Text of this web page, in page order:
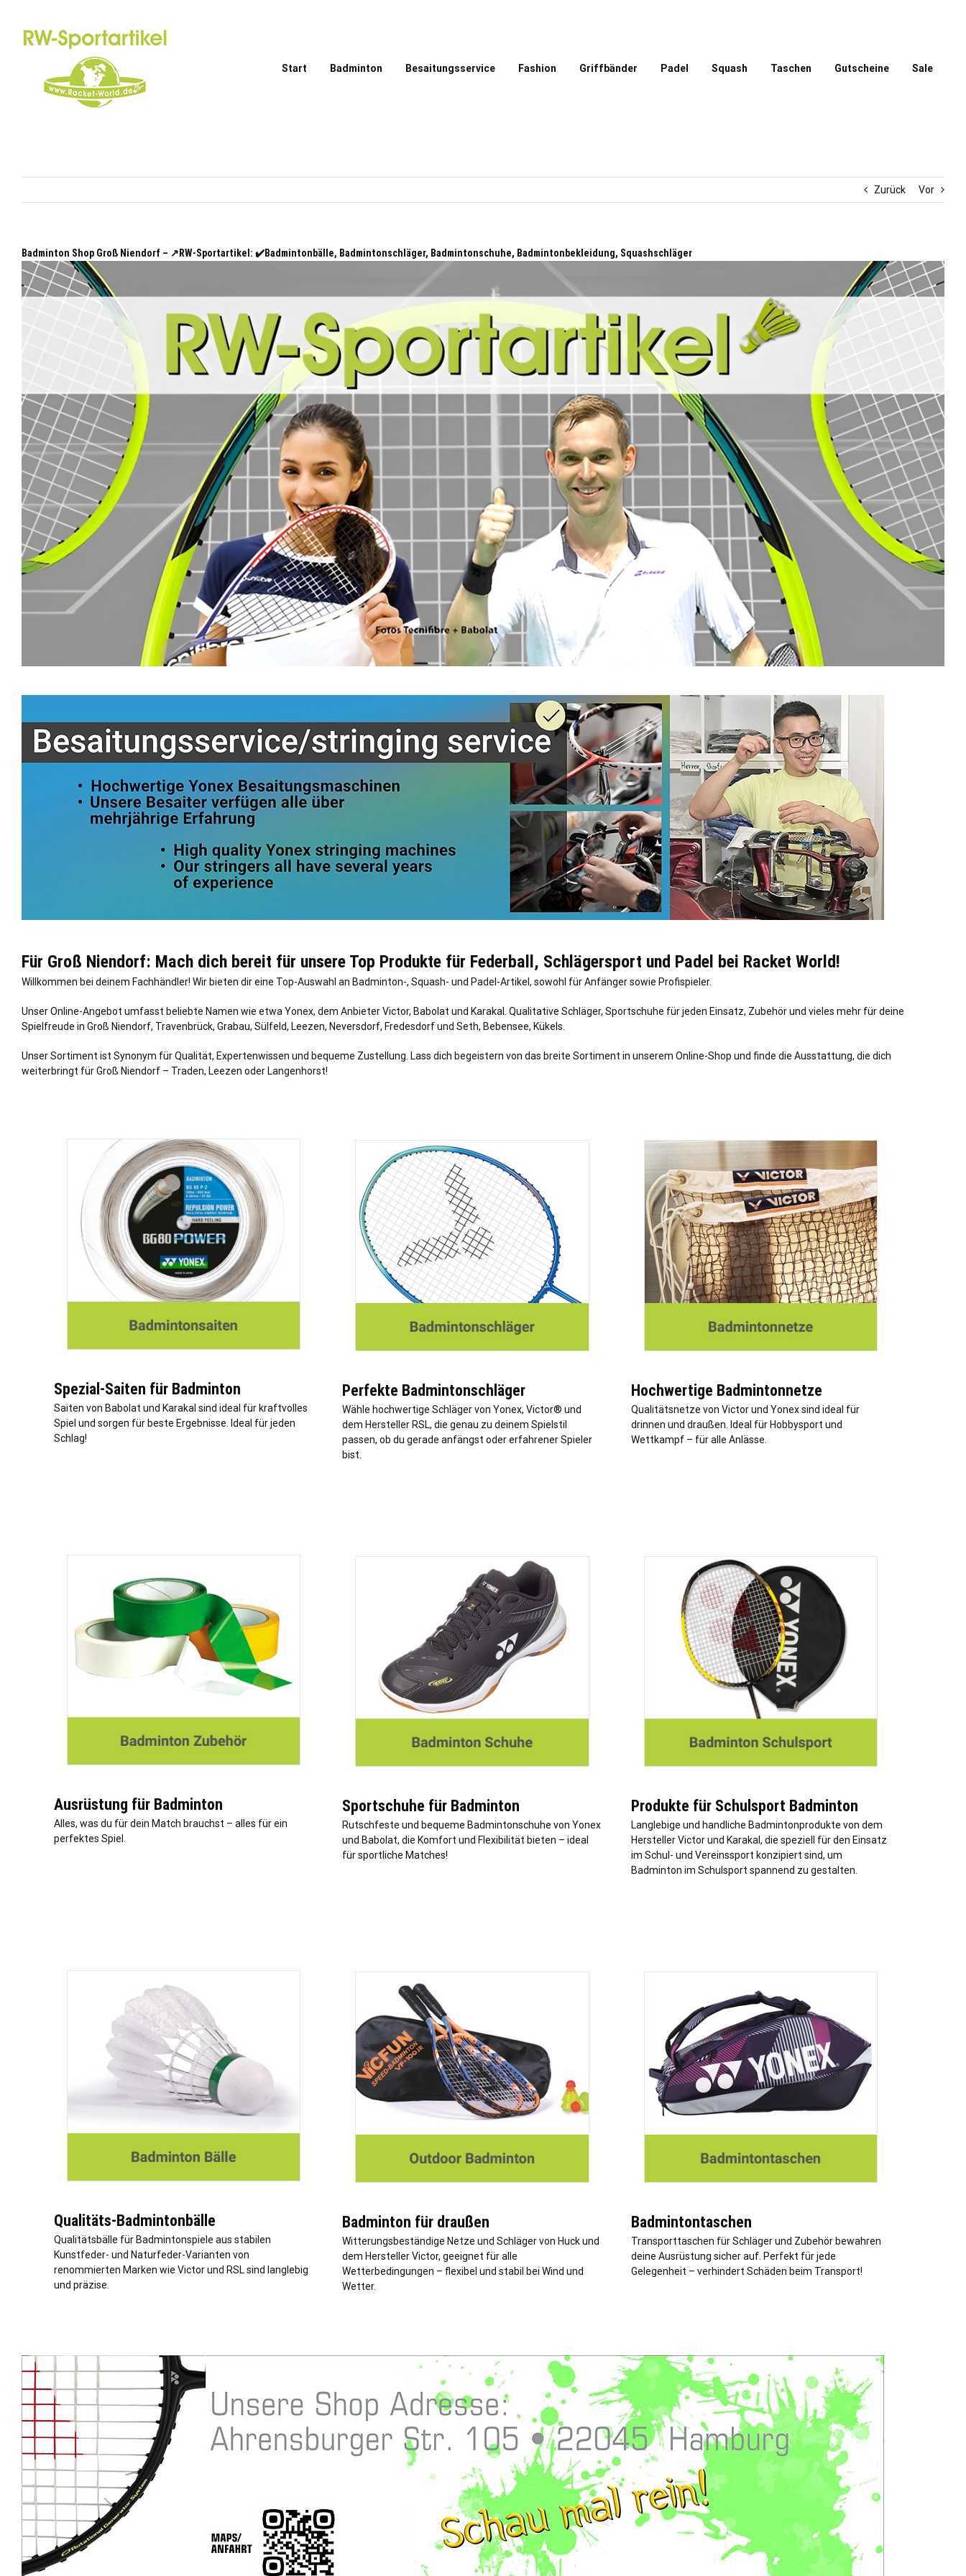
springen
Start Badminton Besaitungsservice Fashion Griffbänder Padel Squash Taschen Gutscheine Sale
Zurück Vor
Badminton Shop Groß Niendorf – ↗️RW-Sportartikel: ✔️Badmintonbälle, Badmintonschläger, Badmintonschuhe, Badmintonbekleidung, Squashschläger
Für Groß Niendorf: Mach dich bereit für unsere Top Produkte für Federball, Schlägersport und Padel bei Racket World!
Willkommen bei deinem Fachhändler! Wir bieten dir eine Top-Auswahl an Badminton-, Squash- und Padel-Artikel, sowohl für Anfänger sowie Profispieler.
Unser Online-Angebot umfasst beliebte Namen wie etwa Yonex, dem Anbieter Victor, Babolat und Karakal. Qualitative Schläger, Sportschuhe für jeden Einsatz, Zubehör und vieles mehr für deine
Spielfreude in Groß Niendorf, Travenbrück, Grabau, Sülfeld, Leezen, Neversdorf, Fredesdorfund Seth, Bebensee, Kükels
Unser Sortiment ist Synonym für Qualität, Expertenwissen und bequeme Zustellung. Lass dich begeistern von das breite Sortiment in unserem Online-Shop und finde die Ausstattung, die dich
weiterbringt für Groß Niendorf – Traden, Leezen oder Langenhorst!
Spezial-Saiten für Badminton
Saiten von Babolat und Karakal sind ideal für kraftvolles
Spiel und sorgen für beste Ergebnisse. Ideal für jeden
Schlag!
Perfekte Badmintonschläger
Wähle hochwertige Schläger von Yonex, Victor® und
dem Hersteller RSL, die genau zu deinem Spielstil
passen, ob du gerade anfängst oder erfahrener Spieler
bist.
Hochwertige Badmintonnetze
Qualitätsnetze von Victor und Yonex sind ideal für
drinnen und draußen. Ideal für Hobbysport und
Wettkampf – für alle Anlässe.
Ausrüstung für Badminton
Alles, was du für dein Match brauchst – alles für ein
perfektes Spiel.
Sportschuhe für Badminton
Rutschfeste und bequeme Badmintonschuhe von Yonex
und Babolat, die Komfort und Flexibilität bieten – ideal
für sportliche Matches!
Produkte für Schulsport Badminton
Langlebige und handliche Badmintonprodukte von dem
Hersteller Victor und Karakal, die speziell für den Einsatz
im Schul- und Vereinssport konzipiert sind, um
Badminton im Schulsport spannend zu gestalten.
Qualitäts-Badmintonbälle
Qualitätsbälle für Badmintonspiele aus stabilen
Kunstfeder- und Naturfeder-Varianten von
renommierten Marken wie Victor und RSL sind langlebig
und präzise.
Badminton für draußen
Witterungsbeständige Netze und Schläger von Huck und
dem Hersteller Victor, geeignet für alle
Wetterbedingungen – flexibel und stabil bei Wind und
Wetter.
Badmintontaschen
Transporttaschen für Schläger und Zubehör bewahren
deine Ausrüstung sicher auf. Perfekt für jede
Gelegenheit – verhindert Schäden beim Transport!